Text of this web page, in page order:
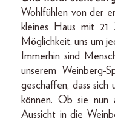
Wohlfühlen von der
kleines Haus mit 21
Möglichkeit, uns um
Immerhin sind
unserem Weinberg-
geschaffen, dass sich
können. Ob sie nun
Aussicht in die